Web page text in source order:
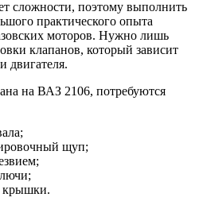
сложности, поэтому выполнить
практического опыта
моторов. Нужно лишь
клапанов, который зависит
двигателя.
на ВАЗ 2106, потребуются
щуп;
крышки.